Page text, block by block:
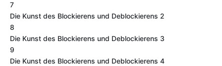
7
Die Kunst des Blockierens und Deblockierens 2
8
Die Kunst des Blockierens und Deblockierens 3
9
Die Kunst des Blockierens und Deblockierens 4